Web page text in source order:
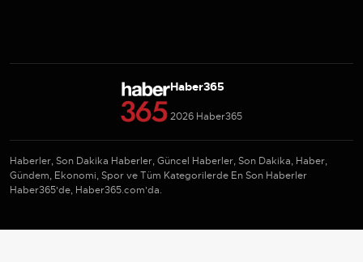
Haber365
2026 Haber365
Haberler, Son Dakika Haberler, Güncel Haberler, Son Dakika, Haber,
Gündem, Ekonomi, Spor ve Tüm Kategorilerde En Son Haberler
Haber365'de, Haber365.com'da.